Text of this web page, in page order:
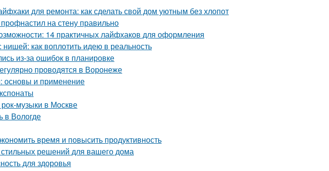
для ремонта: как сделать свой дом уютным без хлопот
на стену правильно
14 практичных лайфхаков для оформления
как воплотить идею в реальность
из-за ошибок в планировке
проводятся в Воронеже
основы и применение
музыки в Москве
в Вологде
время и повысить продуктивность
решений для вашего дома
для здоровья